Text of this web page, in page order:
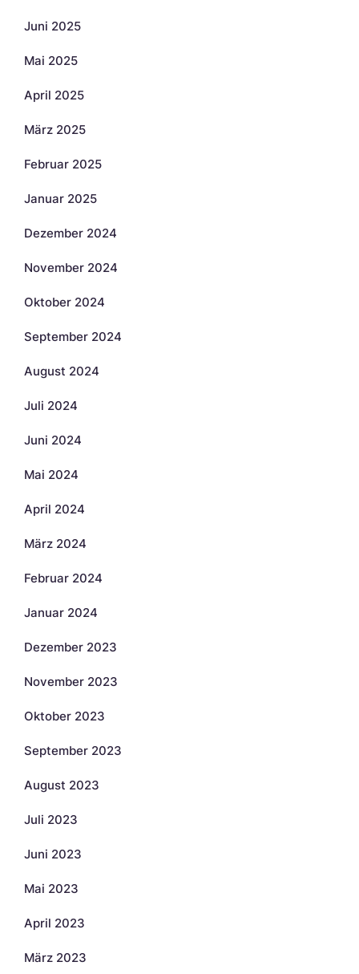
Juni 2025
Mai 2025
April 2025
März 2025
Februar 2025
Januar 2025
Dezember 2024
November 2024
Oktober 2024
September 2024
August 2024
Juli 2024
Juni 2024
Mai 2024
April 2024
März 2024
Februar 2024
Januar 2024
Dezember 2023
November 2023
Oktober 2023
September 2023
August 2023
Juli 2023
Juni 2023
Mai 2023
April 2023
März 2023